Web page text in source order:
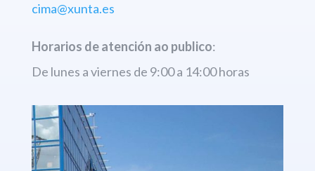
cima@xunta.es
Horarios de atención ao publico:
De lunes a viernes de 9:00 a 14:00 horas